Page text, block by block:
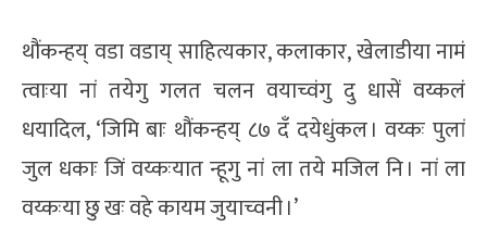
थौंकन्हय् वडा वडाय् साहित्यकार, कलाकार, खेलाडीया नामं
त्वाःया नां तयेगु गलत चलन वयाच्वंगु दु धासें वय्कलं
धयादिल, ‘जिमि बाः थौंकन्हय् ८७ दँ दयेधुंकल । वय्कः पुलां
जुल धकाः जिं वय्कःयात न्हूगु नां ला तये मजिल नि । नां ला
वय्कःया छु खः वहे कायम जुयाच्वनी ।’